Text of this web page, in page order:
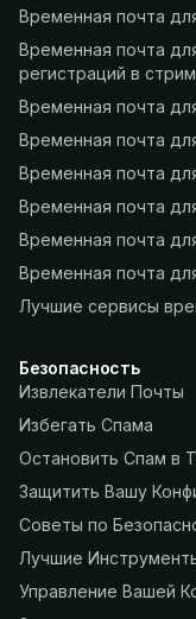
Временная почта
Временная почта
регистраций в
Временная почта
Временная почта
Временная почта
Временная почта
Временная почта
Временная почта
Лучшие сервисы
Безопасность
Извлекатели Почты
Избегать Спама
Остановить Спам в
Защитить Вашу
Советы по
Лучшие
Управление Вашей